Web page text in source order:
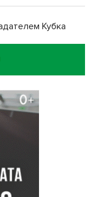
Кубка